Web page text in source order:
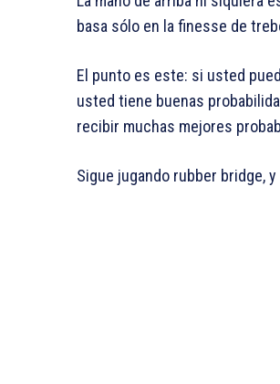
basa sólo en la finesse de
El punto es este: si usted
usted tiene buenas
recibir muchas mejores
Sigue jugando rubber bridge,